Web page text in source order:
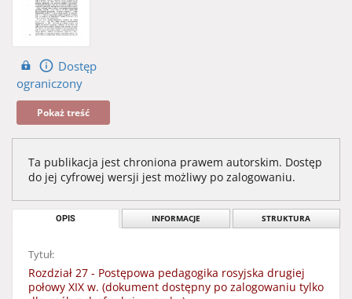
Dostęp
ograniczony
Pokaż treść
Ta publikacja jest chroniona prawem autorskim. Dostęp
do jej cyfrowej wersji jest możliwy po zalogowaniu.
OPIS INFORMACJE STRUKTURA
Tytuł:
Rozdział 27 - Postępowa pedagogika rosyjska drugiej
połowy XIX w. (dokument dostępny po zalogowaniu tylko